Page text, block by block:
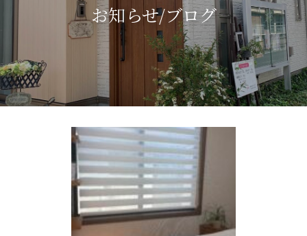
お知らせ/ブログ